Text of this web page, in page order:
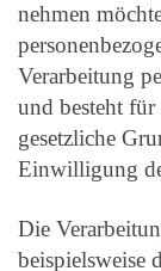
nehmen
Verarbeitung
und besteht für
gesetzliche
Einwilligung
Die
beispielsweise